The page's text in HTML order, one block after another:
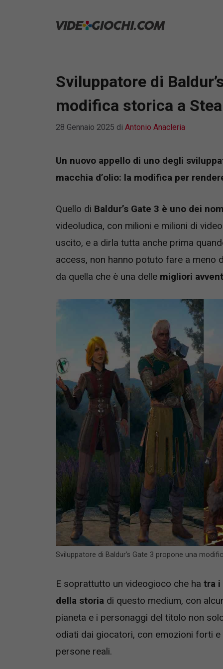
Sviluppatore di
modifica storica a
28 Gennaio 2025 di Antonio Anacleria
Un nuovo appello di uno degli
macchia d’olio: la modifica per
Quello di Baldur’s Gate 3 è uno dei
videoludica, con milioni e milioni di
uscito, e a dirla tutta anche prima
access, non hanno potuto fare a meno
da quella che è una delle migliori
Sviluppatore di Baldur’s Gate 3 propone una
E soprattutto un videogioco che ha tra i
della storia di questo medium, con
pianeta e i personaggi del titolo non
odiati dai giocatori, con emozioni forti
persone reali.